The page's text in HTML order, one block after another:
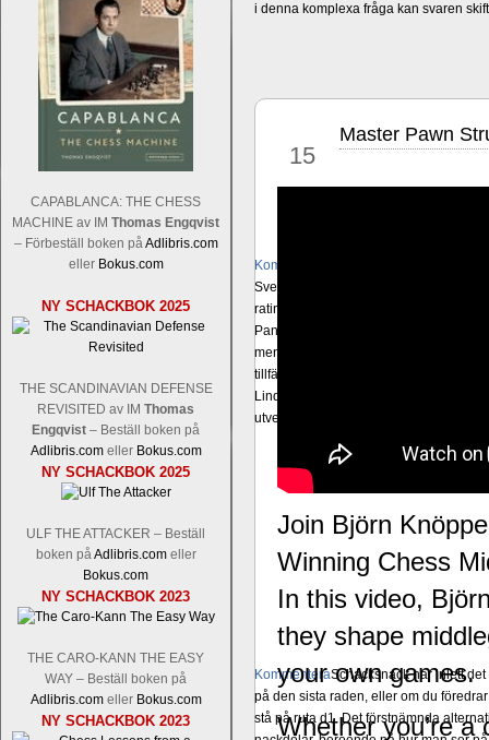
CAPABLANCA: THE CHESS
MACHINE av IM Thomas Engqvist
– Förbeställ boken påAdlibris.com
eller Bokus.com
NY SCHACKBOK 2025
THE SCANDINAVIAN DEFENSE
REVISITED av IM Thomas
Engqvist – Beställ boken på
Adlibris.comeller Bokus.com
NY SCHACKBOK 2025
ULF THE ATTACKER – Beställ
boken påAdlibris.comeller
Bokus.com
NY SCHACKBOK 2023
THE CARO-KANN THE EASY
WAY – Beställ boken på
Adlibris.comeller Bokus.com
NY SCHACKBOK 2023
i denna komplexa fråga kan svaren
Kommentera
Sverigemästarklassen och övriga
ratingordning: GM Platon Galperin, IM
Pantzar, IM Hampus Sörensen GM
men det skulle inte vara osannolikt om
tillfälliga ratingtoppar. Mästar-Elit: IM
Lindberg, FM Joar Östlund, FM
utvecklande spelare kommer att
KommenteraSchacksnack har inlett
på den sista raden, eller om du
stå på ruta d1. Det förstnämnda
15
Master Pawn
Join Björn
Winning Chess
In this video,
they shape
your own games.
Whether you’re